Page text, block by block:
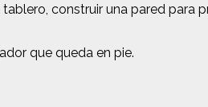
construir una pared para
que queda en pie.